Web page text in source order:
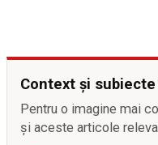
Context și
Pentru o imagine mai
și aceste articole